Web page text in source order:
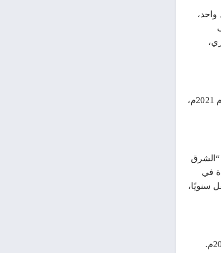
وتسببت سنوات الحرب القاسية في اليمن، بتراجع نسبة الإنجاب في اليمن، وقد بلغ معدل الخصوبة الإجمالي لعام 2021م،
“الشرق
في
لافتًا أن عدد وفيات المواليد يصل إلى 52 ألف طفل سنويًا،